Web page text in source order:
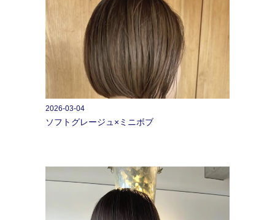
2026-03-04
ソフトグレージュ×ミニボブ